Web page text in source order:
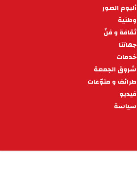
ألبوم الصور
وطنية
ثقافة و فنّ
جهاتنا
خدمات
شروق الجمعة
طرائف و منوّعات
فيديو
سياسة